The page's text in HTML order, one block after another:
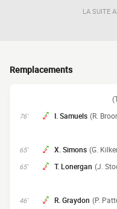
LA SUITE
Remplacements
76' I. Samuels (R.
65' X. Simons (G.
65' T. Lonergan (J.
46' R. Graydon (P.